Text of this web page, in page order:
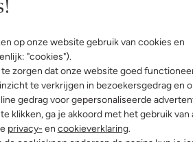
op onze website gebruik van cookies en
"cookies").
zorgen dat onze website goed
te verkrijgen in bezoekersgedrag en
gedrag voor gepersonaliseerde
klikken, ga je akkoord met het gebruik van
privacy- en cookieverklaring.